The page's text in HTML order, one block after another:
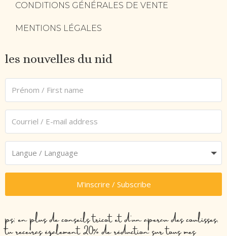
CONDITIONS GÉNÉRALES DE VENTE
MENTIONS LÉGALES
les nouvelles du nid
M'inscrire / Subscribe
ps: en plus de conseils tricot et d’un aperçu des coulisses,